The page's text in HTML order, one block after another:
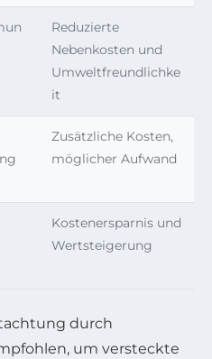
Reduzierte
Nebenkosten und
Umweltfreundlichke
it
Zusätzliche Kosten,
möglicher Aufwand
Kostenersparnis und
Wertsteigerung
durch
um versteckte